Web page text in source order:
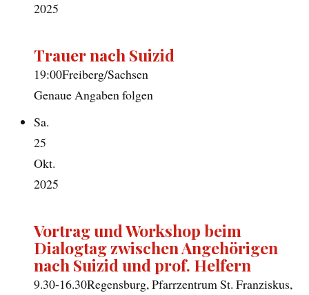
2025
Trauer nach Suizid
19:00Freiberg/Sachsen
Genaue Angaben folgen
Sa.
25
Okt.
2025
Vortrag und Workshop beim
Dialogtag zwischen Angehörigen
nach Suizid und prof. Helfern
9.30-16.30Regensburg, Pfarrzentrum St. Franziskus,